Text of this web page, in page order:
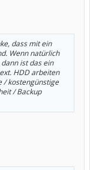
dass mit ein
Wenn natürlich
ist das ein
HDD arbeiten
/ kostengünstige
/ Backup